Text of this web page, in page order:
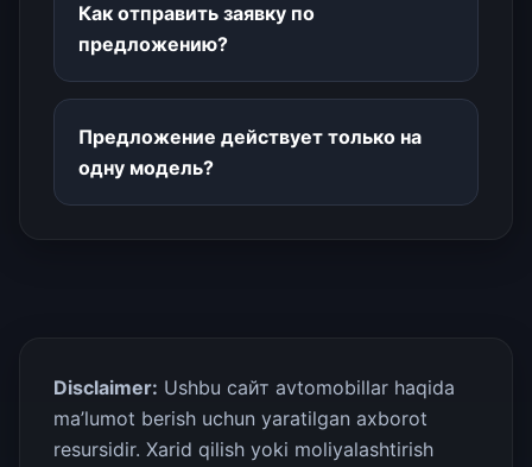
Как отправить заявку по
предложению?
Предложение действует только на
одну модель?
Disclaimer: Ushbu сайт avtomobillar haqida
ma’lumot berish uchun yaratilgan axborot
resursidir. Xarid qilish yoki moliyalashtirish